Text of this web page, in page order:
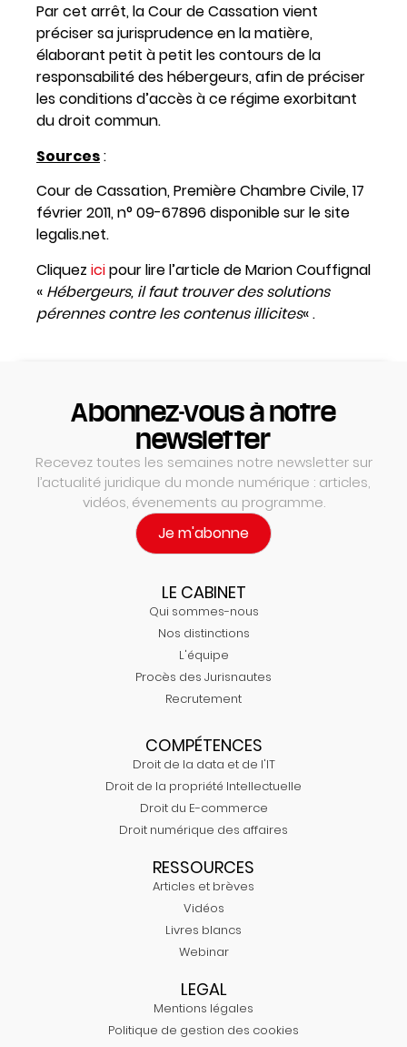
Par cet arrêt, la Cour de Cassation vient
préciser sa jurisprudence en la matière,
élaborant petit à petit les contours de la
responsabilité des hébergeurs, afin de préciser
les conditions d’accès à ce régime exorbitant
du droit commun.
Sources:
Cour de Cassation, Première Chambre Civile, 17
février 2011, n° 09-67896 disponible sur le site
legalis.net.
Cliquez icipour lire l’article de Marion Couffignal
« Hébergeurs, il faut trouver des solutions
pérennes contre les contenus illicites« .
Abonnez-vous à notre
newsletter
Recevez toutes les semaines notre newsletter sur
l’actualité juridique du monde numérique : articles,
vidéos, évenements au programme.
Je m'abonne
LE CABINET
Qui sommes-nous
Nos distinctions
L'équipe
Procès des Jurisnautes
Recrutement
COMPÉTENCES
Droit de la data et de l'IT
Droit de la propriété Intellectuelle
Droit du E-commerce
Droit numérique des affaires
RESSOURCES
Articles et brèves
Vidéos
Livres blancs
Webinar
LEGAL
Mentions légales
Politique de gestion des cookies